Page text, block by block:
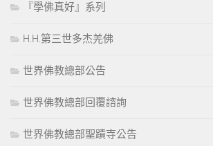
『學佛真好』系列
H.H.第三世多杰羌佛
世界佛教總部公告
世界佛教總部回覆諮詢
世界佛教總部聖蹟寺公告